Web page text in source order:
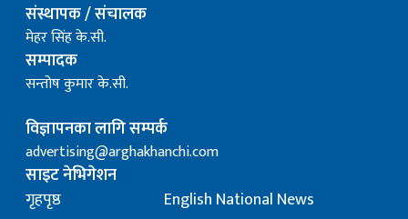
संस्थापक / संचालक
मेहर सिंह के.सी.
सम्पादक
सन्तोष कुमार के.सी.
विज्ञापनका लागि सम्पर्क
advertising@arghakhanchi.com
साइट नेभिगेशन
गृहपृष्ठ
English National News